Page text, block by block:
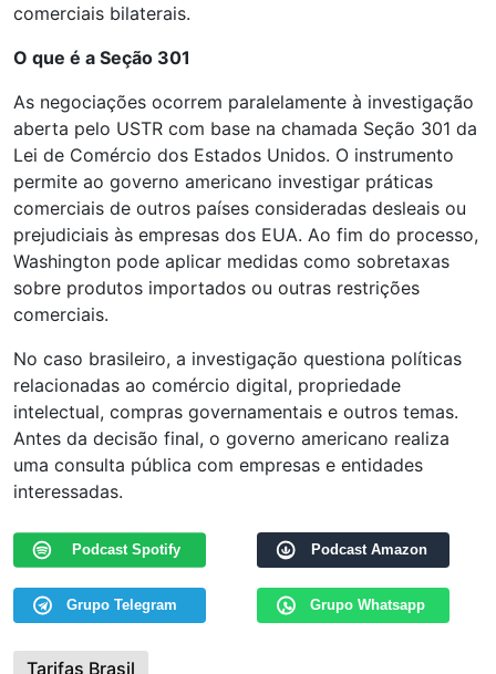
comerciais bilaterais.
O que é a Seção 301
As negociações ocorrem paralelamente à investigação
aberta pelo USTR com base na chamada Seção 301 da
Lei de Comércio dos Estados Unidos. O instrumento
permite ao governo americano investigar práticas
comerciais de outros países consideradas desleais ou
prejudiciais às empresas dos EUA. Ao fim do processo,
Washington pode aplicar medidas como sobretaxas
sobre produtos importados ou outras restrições
comerciais.
No caso brasileiro, a investigação questiona políticas
relacionadas ao comércio digital, propriedade
intelectual, compras governamentais e outros temas.
Antes da decisão final, o governo americano realiza
uma consulta pública com empresas e entidades
interessadas.
Podcast Spotify Podcast Amazon
Grupo Telegram Grupo Whatsapp
Tarifas Brasil